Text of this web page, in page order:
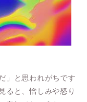
」と思われがちです
ると、憎しみや怒り